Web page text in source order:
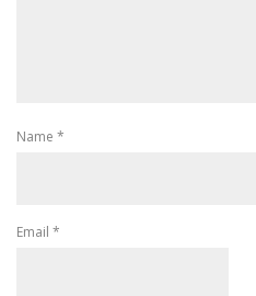
Name *
Email *